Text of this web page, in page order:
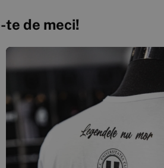
de meci!